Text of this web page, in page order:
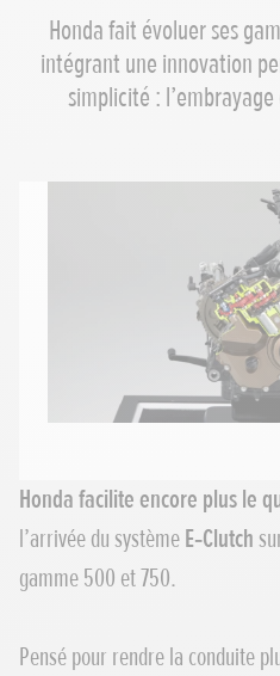
Honda fait évoluer ses
intégrant une innovation
simplicité :
Honda facilite encore plus le
l’arrivée du systèmeE‑Clutch
gamme 500 et 750.
Pensé pour rendre la conduite